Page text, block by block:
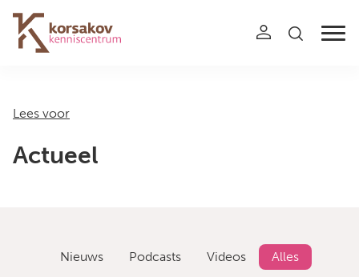
Navigation
Lees voor
Actueel
Nieuws Podcasts Videos Alles